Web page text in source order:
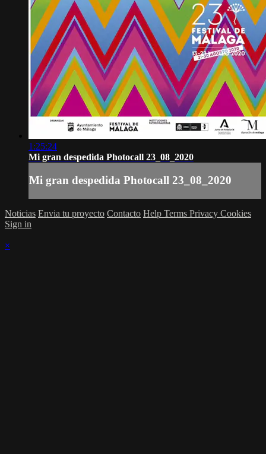
1:25:24
Mi gran despedida Photocall 23_08_2020
Mi gran despedida Photocall 23_08_2020
Noticias Envia tu proyecto Contacto Help Terms Privacy Cookies
Sign in
×